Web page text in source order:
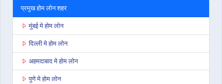
प्रमुख होम लोन शहर
मुंबई मे होम लोन
दिल्ली मे होम लोन
अहमदाबाद मे होम लोन
पुणे मे होम लोन